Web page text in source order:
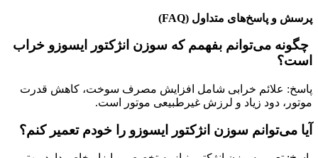
پرسش و پاسخ‌های متداول (FAQ)
چگونه می‌توانم بفهمم که سوزن انژکتور ایسوزو خراب
است؟
پاسخ: علائم خرابی شامل افزایش مصرف سوخت، کاهش قدرت
موتور، دود زیاد و لرزش غیرطبیعی موتور است.
آیا می‌توانم سوزن انژکتور ایسوزو را خودم تعمیر کنم؟